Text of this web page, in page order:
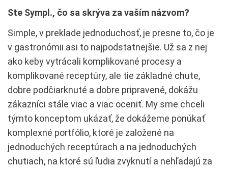
Ste Sympl., čo sa skrýva za vaším názvom?
Simple, v preklade jednoduchosť, je presne to, čo je
v gastronómii asi to najpodstatnejšie. Už sa z nej
ako keby vytrácali komplikované procesy a
komplikované receptúry, ale tie základné chute,
dobre podčiarknuté a dobre pripravené, dokážu
zákazníci stále viac a viac oceniť. My sme chceli
týmto konceptom ukázať, že dokážeme ponúkať
komplexné portfólio, ktoré je založené na
jednoduchých receptúrach a na jednoduchých
chutiach, na ktoré sú ľudia zvyknutí a nehľadajú za